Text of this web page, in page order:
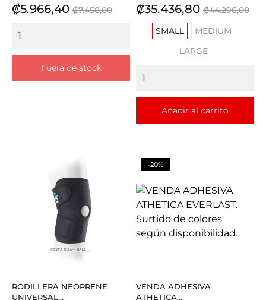
Precio
₡5.966,40 Precio
₡7.458,00
Fuera de stock
Precio
₡35.436,80 Precio
base
₡44.296,00
SMALL
MEDIUM
LARGE
Añadir al carrito
RODILLERA NEOPRENE
UNIVERSAL...
VENDA ADHESIVA
ATHETICA...
-20%